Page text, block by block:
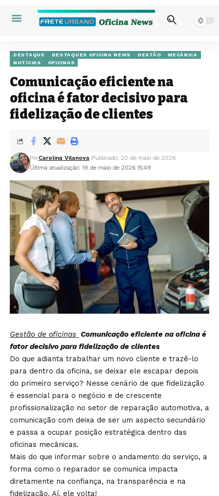
DESTAQUE DESTAQUES OFICINA NEWS GESTÃO
MECÂNICA
NOTÍCIAS
OFICINAS
Comunicação eficiente na
oficina é fator decisivo para
fidelização de clientes
Última atualização: 19 de maio de 2026 15:49
PorCarolina Vilanova Publicado: 20 de maio de 2026
Gestão de oficinas
Comunicação eficiente na oficina é
fator decisivo para fidelização de clientes
Do que adianta trabalhar um novo cliente e trazê-lo
para dentro da oficina, se deixar ele escapar depois
do primeiro serviço? Nesse cenário de que fidelização
é essencial para o negócio e de crescente
profissionalização no setor de reparação automotiva, a
comunicação com deixa de ser um aspecto secundário
e passa a ocupar posição estratégica dentro das
oficinas mecânicas.
Mais do que informar sobre o andamento do serviço, a
forma como o reparador se comunica impacta
diretamente na confiança, na transparência e na
fidelização. Aí, ele volta!